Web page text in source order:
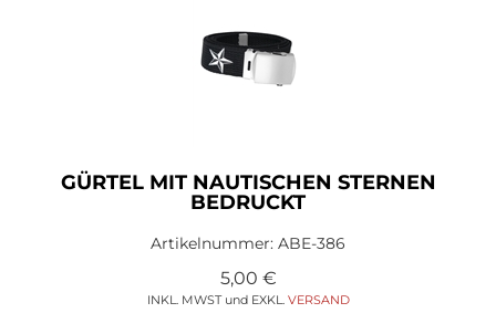
GÜRTEL MIT NAUTISCHEN STERNEN
BEDRUCKT
Artikelnummer: ABE-386
5,00 €
INKL. MWST und EXKL. VERSAND